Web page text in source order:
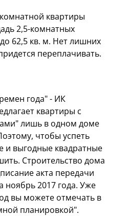
квартиры
2,5-комнатных
62,5 кв. м. Нет лишних
переплачивать.
года" - ИК
квартиры с
лишь в одном доме
чтобы успеть
и выгодные квадратные
Строительство дома
акта передачи
ноябрь 2017 года. Уже
вы можете отмечать в
планировкой".